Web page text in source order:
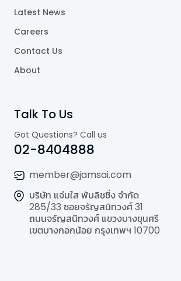
Latest News
Careers
Contact Us
About
Talk To Us
Got Questions? Call us
02-8404888
member@jamsai.com
บริษัท แจ่มใส พับลิชชิ่ง จำกัด
285/33 ซอยจรัญสนิทวงศ์ 31
ถนนจรัญสนิทวงศ์ แขวงบางขุนศรี
เขตบางกอกน้อย กรุงเทพฯ 10700